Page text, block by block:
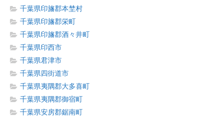
千葉県印旛郡本埜村
千葉県印旛郡栄町
千葉県印旛郡酒々井町
千葉県印西市
千葉県君津市
千葉県四街道市
千葉県夷隅郡大多喜町
千葉県夷隅郡御宿町
千葉県安房郡鋸南町